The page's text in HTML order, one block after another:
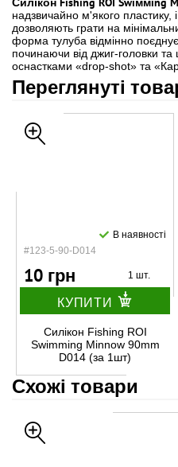
надзвичайно м'якого пластику,
дозволяють грати на
форма тулуба відмінно
починаючи від джиг-головки та
оснастками «drop-shot» та
Переглянуті
#123-5-90-D014
В наявності
10 грн 1 шт.
КУПИТИ
Силікон Fishing ROI
Swimming Minnow 90mm
D014 (за 1шт)
Схожі товари